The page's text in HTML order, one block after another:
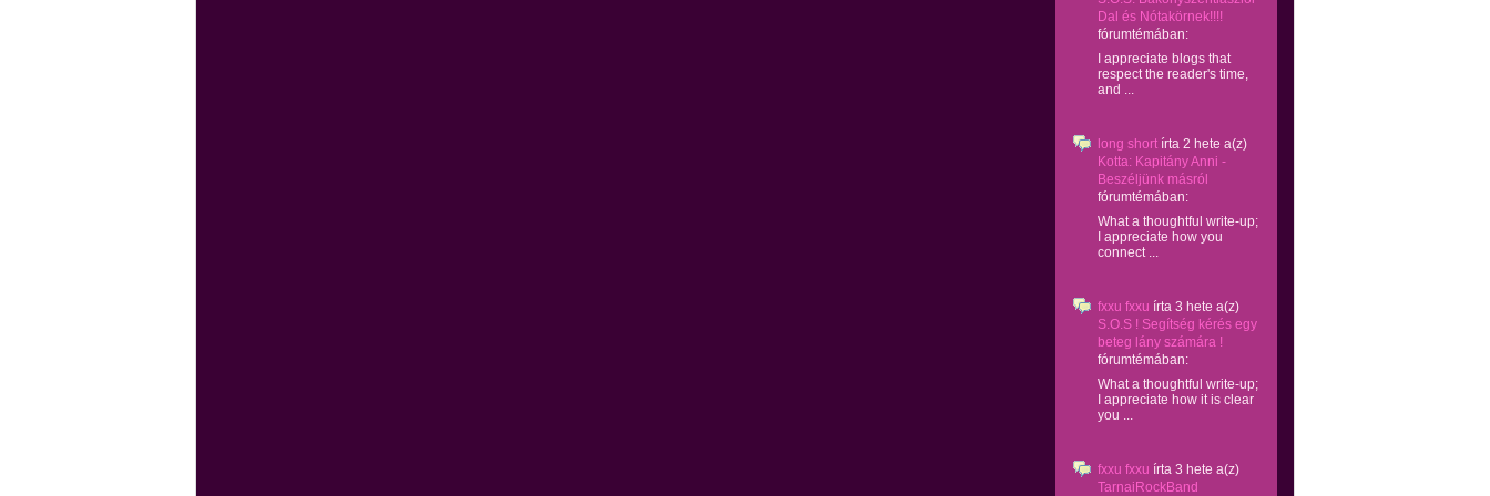
Dal és Nótakörnek!!!!
fórumtémában:
I appreciate blogs that
respect the reader's time,
and ...
long short írta 2 hete a(z)
Kotta: Kapitány Anni -
Beszéljünk másról
fórumtémában:
What a thoughtful write-up;
I appreciate how you
connect ...
fxxu fxxu írta 3 hete a(z)
S.O.S ! Segítség kérés egy
beteg lány számára !
fórumtémában:
What a thoughtful write-up;
I appreciate how it is clear
you ...
fxxu fxxu írta 3 hete a(z)
TarnaiRockBand